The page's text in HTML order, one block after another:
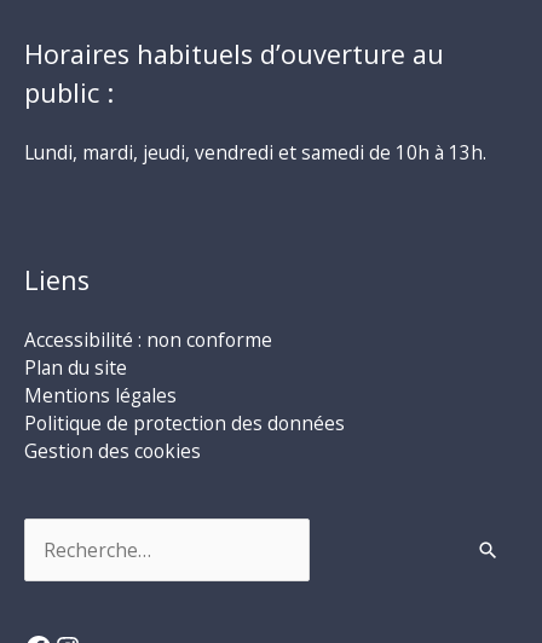
Horaires habituels d’ouverture au
public :
Lundi, mardi, jeudi, vendredi et samedi de 10h à 13h.
Liens
Accessibilité : non conforme
Plan du site
Mentions légales
Politique de protection des données
Gestion des cookies